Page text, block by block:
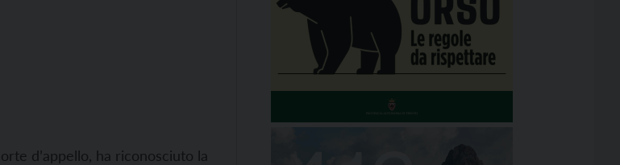
d’appello, ha riconosciuto la